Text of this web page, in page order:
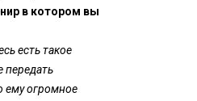
в котором вы
есть такое
передать
ему огромное